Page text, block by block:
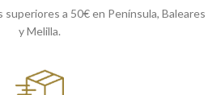
a 50€ en Península, Baleares
y Melilla.